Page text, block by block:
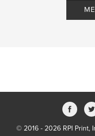
© 2016 - 2026 RPI Print,